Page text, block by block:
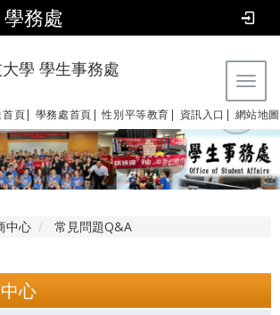
務處
學 學生事務處
首頁| 學務處首頁| 性別平等教育 | 資訊入口| 網站地圖
中心 常見問題Q&A
心